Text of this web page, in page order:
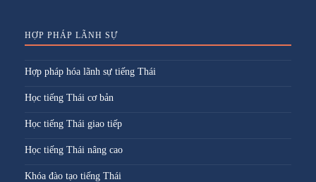
HỢP PHÁP LÃNH SỰ
Hợp pháp hóa lãnh sự tiếng Thái
Học tiếng Thái cơ bản
Học tiếng Thái giao tiếp
Học tiếng Thái nâng cao
Khóa đào tạo tiếng Thái